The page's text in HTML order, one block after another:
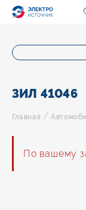
ЗИЛ 41046
Главная /
По вашему